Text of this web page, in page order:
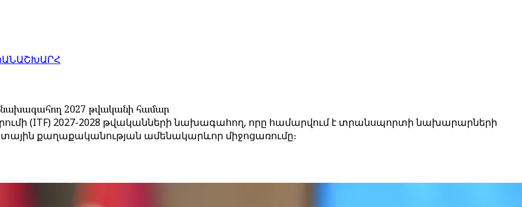
ԱՇԽԱՐՀ
նախագահող 2027 թվականի համար
(ITF) 2027-2028 թվականների նախագահող, որը համարվում է տրանսպորտի նախարարների
քաղաքականության ամենակարևոր միջոցառումը։